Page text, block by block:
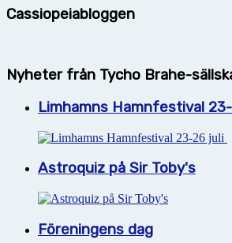
Cassiopeiabloggen
Nyheter från Tycho Brahe-
Limhamns Hamnfestival
Astroquiz på Sir Toby's
Föreningens dag